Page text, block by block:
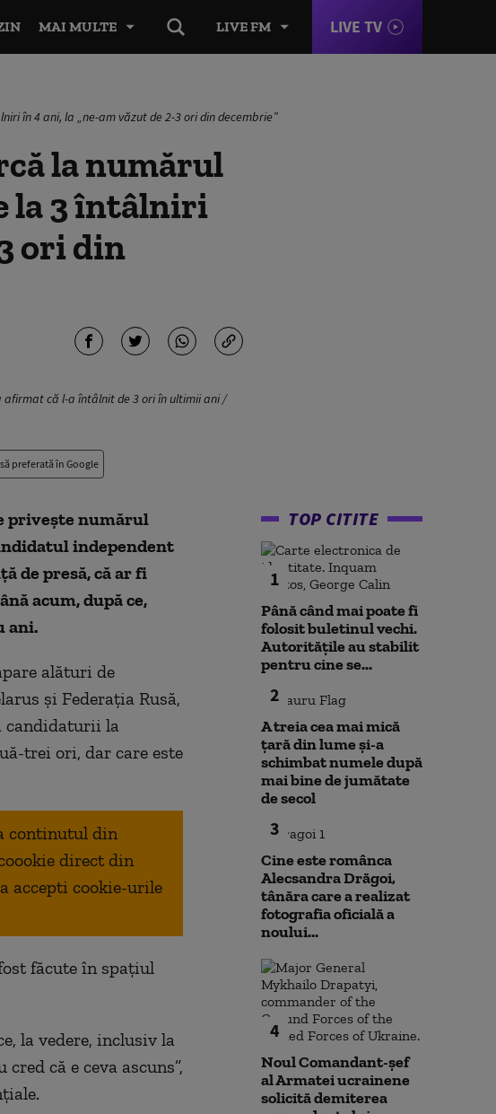
LIVE FM LIVE TV
MAI MULTE
în 4 ani, la „ne-am văzut de 2-3 ori din decembrie”
la numărul
la 3 întâlniri
ori din
afirmat că l-a întâlnit de 3 ori în ultimii ani /
preferată în Google
privește numărul
independent
de presă, că ar fi
acum, după ce,
ani.
alături de
și Federația Rusă,
candidaturii la
trei ori, dar care este
continutul din
direct din
accepti cookie-urile
făcute în spațiul
la vedere, inclusiv la
că e ceva ascuns”,
TOP CITITE
1
Până când mai poate fi
folosit buletinul vechi.
Autoritățile au stabilit
pentru cine se...
2
A treia cea mai mică
țară din lume și-a
schimbat numele după
mai bine de jumătate
de secol
3
Cine este românca
Alecsandra Drăgoi,
tânăra care a realizat
fotografia oficială a
noului...
4
Noul Comandant-șef
al Armatei ucrainene
solicită demiterea